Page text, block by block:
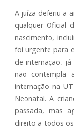
A juíza deferiu a
qualquer Oficial
nascimento,
foi urgente para
de internação,
não contempla
internação na
Neonatal. A
passada, mas
direito a todos